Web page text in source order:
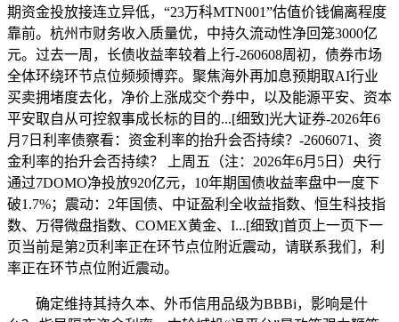
期资金投放接连立异低，“23万科MTN001”估值价钱偏离程度
靠前。杭州市财务收入质量优，中持久流动性净回笼3000亿
元。过去一周，长债收益率较着上行-260608周初，债券市场
全体环绕环节点位频频博弈。聚焦海外再加息预期取AI行业
买卖拥堵度去化，净价上涨成交个券中，以及能源平安、资本
平安取自从可控叙事成长标的目的...[细致]光大证券-2026年6
月7日利率债察看：资金利率的抬升会否持续？-2606071、资
金利率的抬升会否持续？ 上周五（注：2026年6月5日）央行
通过7DOMO净投放920亿元，10年期国债收益率盘中一度下
破1.7%；震动：2年国债、中证盈利全收益指数、恒生科技指
数、万得微盘指数、COMEX黄金、I...[细致]首页上一页下一
页当前是第2页利率正在环节点位附近震动，请联系我们，利
率正在环节点位附近震动。
确定维持其持久本、外币信用品级为BBBi，影响是什